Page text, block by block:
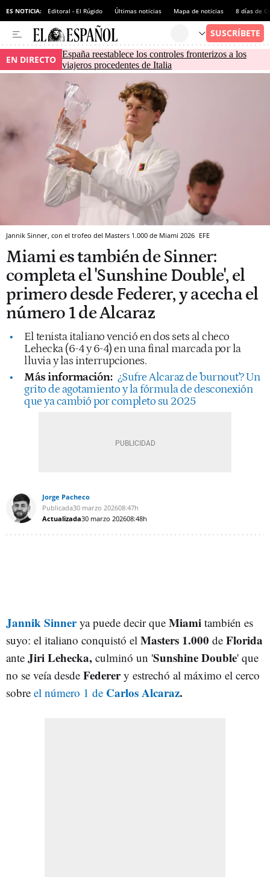
ES NOTICIA: Editoral - El Rúgido Últimas noticias Mapa de noticias 8 días de
EN DIRECTO España reestablece los controles fronterizos a los
viajeros procedentes de Italia
Jannik Sinner, con el trofeo del Masters 1.000 de Miami 2026 EFE
Miami es también de Sinner:
completa el 'Sunshine Double', el
primero desde Federer, y acecha el
número 1 de Alcaraz
El tenista italiano venció en dos sets al checo
Lehecka (6-4 y 6-4) en una final marcada por la
lluvia y las interrupciones.
Más información: ¿Sufre Alcaraz de 'burnout'? Un
grito de agotamiento y la fórmula de desconexión
que ya cambió por completo su 2025
Jorge Pacheco
Publicada30 marzo 202608:47h
Actualizada30 marzo 202608:48h
Jannik Sinnerya puede decir que Miami también es
suyo: el italiano conquistó el Masters 1.000 de Florida
ante Jiri Lehecka, culminó un 'Sunshine Double' que
no se veía desde Federery estrechó al máximo el cerco
sobre el número 1 de Carlos Alcaraz.